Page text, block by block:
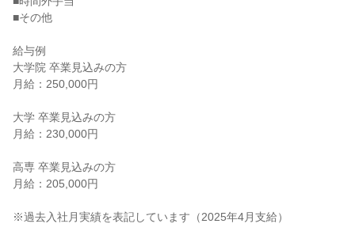
■その他
給与例
大学院 卒業見込みの方
月給：250,000円
大学 卒業見込みの方
月給：230,000円
高専 卒業見込みの方
月給：205,000円
※過去入社月実績を表記しています（2025年4月支給）